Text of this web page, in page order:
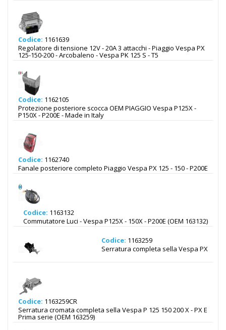
Codice: 1161639
Regolatore di tensione 12V - 20A 3 attacchi - Piaggio Vespa PX
125-150-200 - Arcobaleno - Vespa PK 125 S - T5
Codice: 1162105
Protezione posteriore scocca OEM PIAGGIO Vespa P125X -
P150X - P200E - Made in Italy
Codice: 1162740
Fanale posteriore completo Piaggio Vespa PX 125 - 150 - P200E
Codice: 1163132
Commutatore Luci - Vespa P125X - 150X - P200E (OEM 163132)
Codice: 1163259
Serratura completa sella Vespa PX
Codice: 1163259CR
Serratura cromata completa sella Vespa P 125 150 200 X - PX E
Prima serie (OEM 163259)